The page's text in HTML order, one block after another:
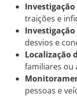
traições e
desvios e
Localização
familiares ou
pessoas e